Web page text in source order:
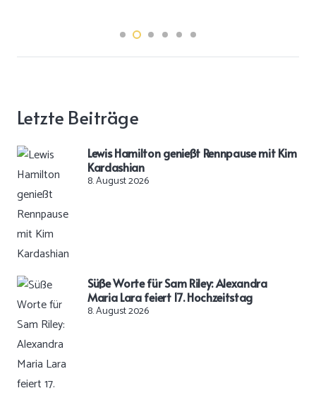
Letzte Beiträge
Lewis Hamilton genießt Rennpause mit Kim
Kardashian
8. August 2026
Süße Worte für Sam Riley: Alexandra
Maria Lara feiert 17. Hochzeitstag
8. August 2026